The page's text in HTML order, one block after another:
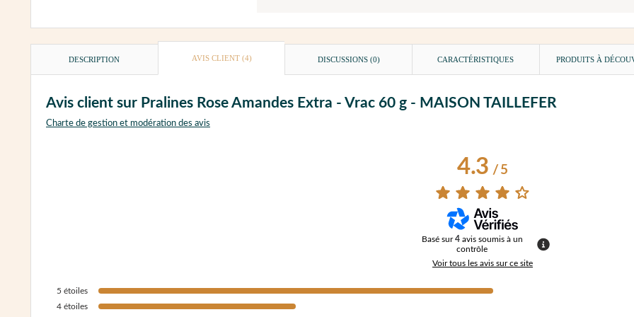
DESCRIPTION AVIS CLIENT (4) DISCUSSIONS (0) CARACTÉRISTIQUES PRODUITS À
Avis client sur Pralines Rose Amandes Extra - Vrac 60 g - MAISON TAILLEFER
Charte de gestion et modération des avis
4.3/ 5
Basé sur4 avis soumis à un
contrôle
Voir tous les avis sur ce site
5 étoiles
4 étoiles